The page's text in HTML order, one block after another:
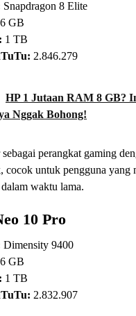
Snapdragon 8 Elite
GB
1 TB
2.846.279
HP 1 Jutaan RAM 8 GB?
Nggak Bohong!
perangkat gaming
cocok untuk pengguna yang
waktu lama.
10 Pro
Dimensity 9400
GB
1 TB
2.832.907